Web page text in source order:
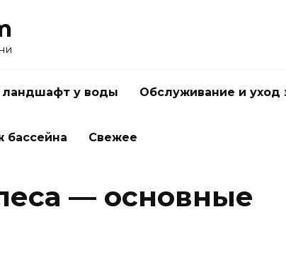
ландшафт у воды Обслуживание и уход
бассейна Свежее
— основные